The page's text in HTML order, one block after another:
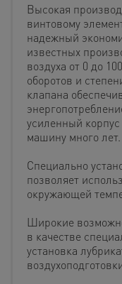
Высокая
винтовому
надежный
известных
воздуха от 0 до
оборотов и
клапана
усиленный
машину много лет.
Специально
позволяет
окружающей
Широкие
в качестве
установка